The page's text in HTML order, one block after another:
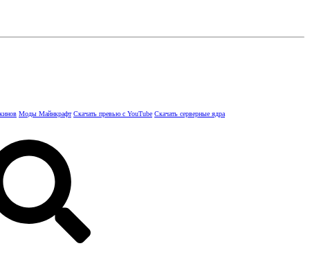
Моды Майнкрафт Скачать превью с YouTube Скачать серверные ядра